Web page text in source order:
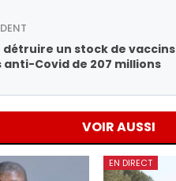
détruire un stock de vaccins
Covid de 207 millions
VOIR AUSSI
EN DIRECT